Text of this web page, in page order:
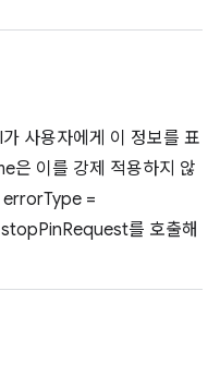
사용자에게 이 정보를 표
은 이를 강제 적용하지 않
errorType =
를 호출해